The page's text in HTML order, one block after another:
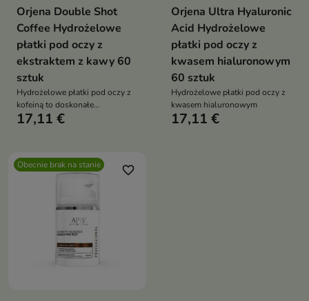
Orjena Double Shot
Coffee Hydrożelowe
płatki pod oczy z
ekstraktem z kawy 60
sztuk
Hydrożelowe płatki pod oczy z
kofeiną to doskonałe
rozwiązanie dla osób, które
17,11 €
Orjena Ultra Hyaluronic
Acid Hydrożelowe
płatki pod oczy z
kwasem hialuronowym
60 sztuk
Hydrożelowe płatki pod oczy z
kwasem hialuronowym
17,11 €
Obecnie brak na stanie favorite_border